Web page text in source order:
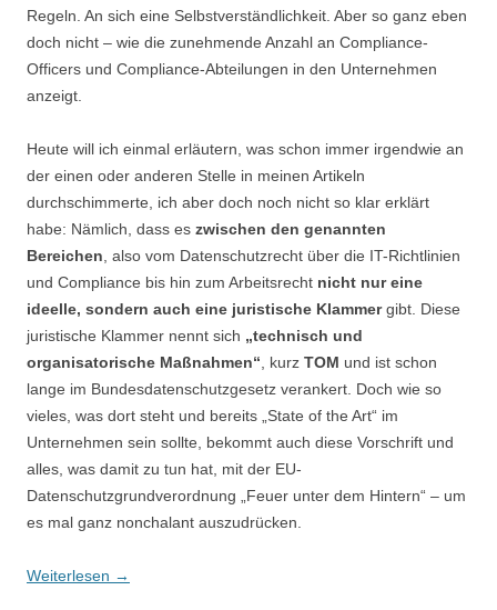
Regeln. An sich eine Selbstverständlichkeit. Aber so ganz eben
doch nicht – wie die zunehmende Anzahl an Compliance-
Officers und Compliance-Abteilungen in den Unternehmen
anzeigt.
Heute will ich einmal erläutern, was schon immer irgendwie an
der einen oder anderen Stelle in meinen Artikeln
durchschimmerte, ich aber doch noch nicht so klar erklärt
habe: Nämlich, dass es zwischen den genannten
Bereichen, also vom Datenschutzrecht über die IT-Richtlinien
und Compliance bis hin zum Arbeitsrecht nicht nur eine
ideelle, sondern auch eine juristische Klammergibt. Diese
juristische Klammer nennt sich „technisch und
organisatorische Maßnahmen“, kurz TOM und ist schon
lange im Bundesdatenschutzgesetz verankert. Doch wie so
vieles, was dort steht und bereits „State of the Art“ im
Unternehmen sein sollte, bekommt auch diese Vorschrift und
alles, was damit zu tun hat, mit der EU-
Datenschutzgrundverordnung „Feuer unter dem Hintern“ – um
es mal ganz nonchalant auszudrücken.
Weiterlesen →